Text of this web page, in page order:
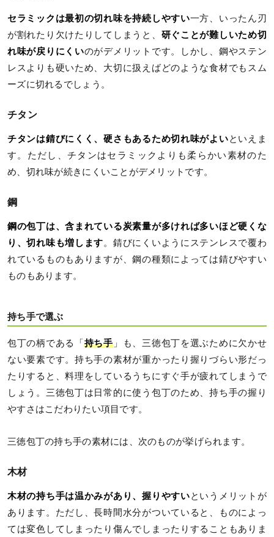
セラミックは最初の切れ味を持続しやすい一方、いったん刃
が割れたり欠けたりしてしまうと、 研ぐことが難しいため切
れ味が戻りにくいのがデメリットです。しかし、鋼やステン
レスよりも硬いため、大切に扱えばどのような食材でもスム
ーズに切れるでしょう。
チタン
チタンは錆びにくく、硬さもあるため切れ味がよいといえま
す。ただし、チタンはセラミックよりも柔らかい素材のた
め、切れ味が続きにくいことがデメリットです。
鋼
鋼の包丁は、含まれている炭素量が多ければ多いほど硬くな
り、切れ味も増します。錆びにくいようにステンレスで覆わ
れているものもありますが、鋼の種類によっては錆びやすい
ものもあります。
持ち手で選ぶ
包丁の柄である「 持ち手」も、三徳包丁を選ぶために欠かせ
ない要素です。持ち手の素材が重かったり握りづらい形だっ
たりすると、料理をしているうちにすぐ手が疲れてしまうで
しょう。三徳包丁は日常的に使う包丁のため、持ち手の握り
やすさはこだわりたい項目です。
三徳包丁の持ち手の素材には、次のものが挙げられます。
木材
木材の持ち手は温かみがあり、握りやすいというメリットが
あります。ただし、長時間水分がついていると、ものによっ
ては変色してしまったり傷んでしまったりすることもありま